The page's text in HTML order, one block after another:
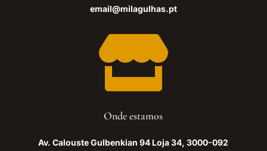
email@milagulhas.pt

Onde estamos
Av. Calouste Gulbenkian 94 Loja 34, 3000-092